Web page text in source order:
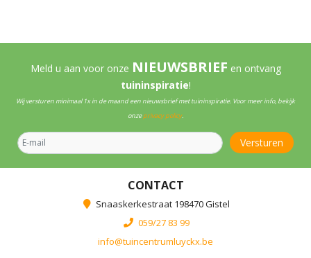
Meld u aan voor onze NIEUWSBRIEF en ontvang
tuininspiratie!
Wij versturen minimaal 1x in de maand een nieuwsbrief met tuininspiratie. Voor meer info, bekijk
onzeprivacy policy.
CONTACT
Snaaskerkestraat 198470 Gistel
059/27 83 99
info@tuincentrumluyckx.be